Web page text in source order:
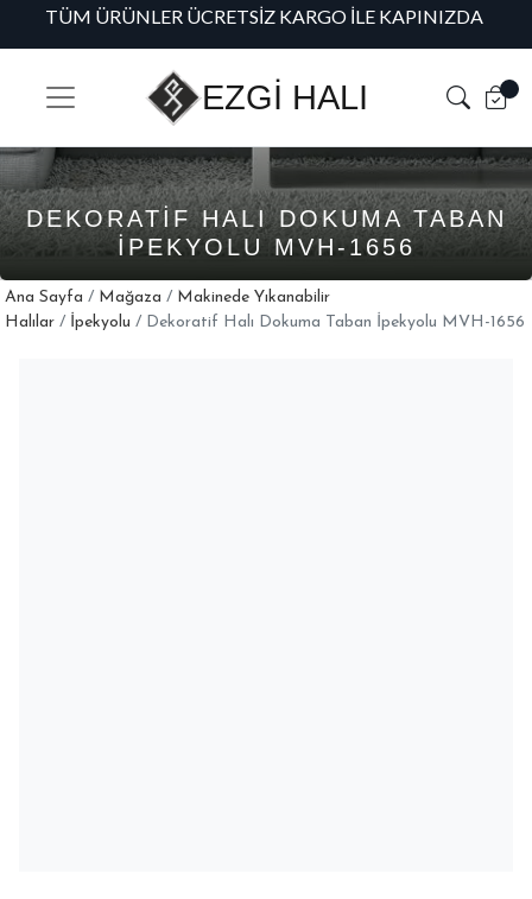
TÜM ÜRÜNLER ÜCRETSIZ KARGO İLE KAPINIZDA
EZGİ HALI
DEKORATIF HALI DOKUMA TABAN
İPEKYOLU MVH-1656
Ana Sayfa / Mağaza / Makinede Yıkanabilir
Halılar / İpekyolu / Dekoratif Halı Dokuma Taban İpekyolu MVH-1656